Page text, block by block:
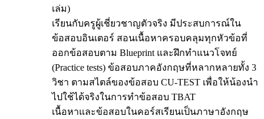
เล่ม)
เรียนกับครูผู้เชี่ยวชาญตัวจริง มีประสบการณ์ใน
ข้อสอบอินเตอร์ สอนเนื้อหาครอบคลุมทุกหัวข้อที่
ออกข้อสอบตาม Blueprint และฝึกทำแนวโจทย์
(Practice tests) ข้อสอบภาคอังกฤษที่หลากหลายทั้ง 3
วิชา ตามสไตล์ของข้อสอบ CU-TEST เพื่อให้น้องนำ
ไปใช้ได้จริงในการทำข้อสอบ TBAT
เนื้อหาและข้อสอบในคอร์สเรียนเป็นภาษาอังกฤษ